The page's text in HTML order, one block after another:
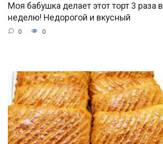
Моя бабушка делает этот торт 3 раза в
неделю! Недорогой и вкусный
0 0